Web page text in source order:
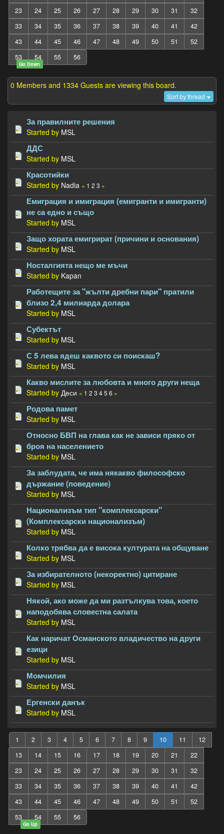
23
24 25 26 27 28 29 30 31
32
33
34 35 36 37 38 39 40 41
42
43
44 45 46 47 48 49 50 51
52
53
54 55 56
Go Down
0 Members and 1334 Guests are viewing this board.
Sort by thread
За правилните решения
Started by MSL
ДДС
Started by MSL
Красотийки
Started by Nadia « 1 2 3 »
Емиграция и имиграция (емигранти и имигранти)
не са едно и също
Started by MSL
Защо хората емигрират (причини и основания)
Started by MSL
Носталгията нещо ме мъчи
Started by Kapan
Работещите за "жълти дребни пари" пратили
близо 2,4 милиарда долара
Started by MSL
Субектът
Started by MSL
С 5 лева ядеш каквото си поискаш?
Started by MSL
Какво мислите за любовта и много други неща
Started by Деси « 1 2 3 45 6 »
Родова памет
Started by MSL
Относно БВП на глава как не зависи пряко от
броя на населението
Started by MSL
За заблудата, че има някакво философско
държание (поведение)
Started by MSL
Национализъм тип "комплексарски"
(Комплексарски национализъм)
Started by MSL
Колко трябва да е висока културата на общуване
Started by MSL
За избирателното (некоректно) цитиране
Started by MSL
Някой, ако може да ми разтълкува това, което
наподобява словестна салата
Started by MSL
Как наричат Османското владичество на други
езици
Started by MSL
Момчилия
Started by MSL
Ергенски данък
Started by MSL
1 2 3 4 5 6 7 8 9 10 11
12
13
14 15 16 17 18 19 20 21
22
23
24 25 26 27 28 29 30 31
32
33
34 35 36 37 38 39 40 41
42
43
44 45 46 47 48 49 50 51
52
53
54 55 56
Go Up